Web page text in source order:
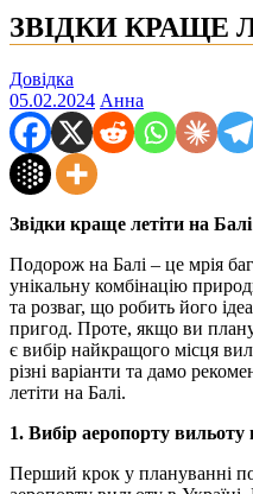
ЗВІДКИ КРАЩЕ
Довідка
05.02.2024 Анна
Звідки краще летіти на
Подорож на Балі – це мрія
унікальну комбінацію
та розваг, що робить його
пригод. Проте, якщо ви
є вибір найкращого місця
різні варіанти та дамо
летіти на Балі.
1. Вибір аеропорту вильоту
Перший крок у плануванні